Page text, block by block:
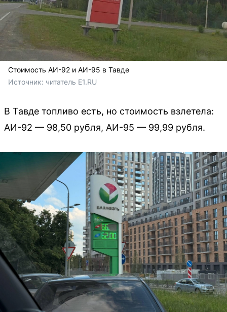
Стоимость АИ-92 и АИ-95 в Тавде
Источник: читатель E1.RU
В Тавде топливо есть, но стоимость взлетела:
АИ-92 — 98,50 рубля, АИ-95 — 99,99 рубля.